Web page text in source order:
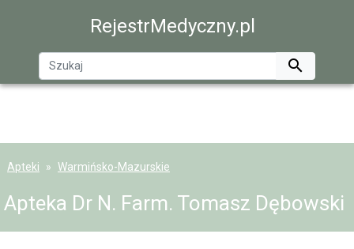
RejestrMedyczny.pl

Apteki Warmińsko-Mazurskie
Apteka Dr N. Farm. Tomasz Dębowski